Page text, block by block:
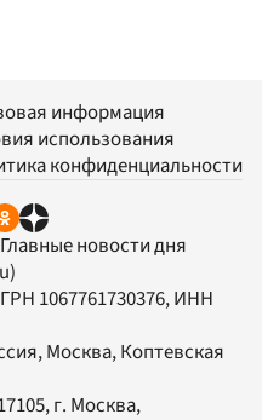
информация
использования
конфиденциальности
новости дня
1067761730376, ИНН
Москва, Коптевская
, г. Москва,